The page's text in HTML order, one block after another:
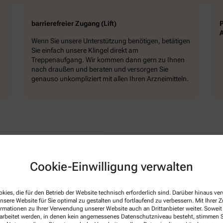
Cookie-Einwilligung verwalten
die für den Betrieb der Website technisch erforderlich sind. Darüber hinaus
Website für Sie optimal zu gestalten und fortlaufend zu verbessern. Mit Ihrer
zu Ihrer Verwendung unserer Website auch an Drittanbieter weiter. Soweit
werden, in denen kein angemessenes Datenschutzniveau besteht, stimmen
barrierefreier Zugang (Lift)
Wenn Sie unsere Unterstützung benötigen, betätigen
Sie einfach unsere Klingel direkt am
Treppenaufgang. Wir kommen dann gern zu Ihnen
nach draußen und beraten und versorgen Sie
genauso unkompliziert mit allen Ihren Arzneimitteln.